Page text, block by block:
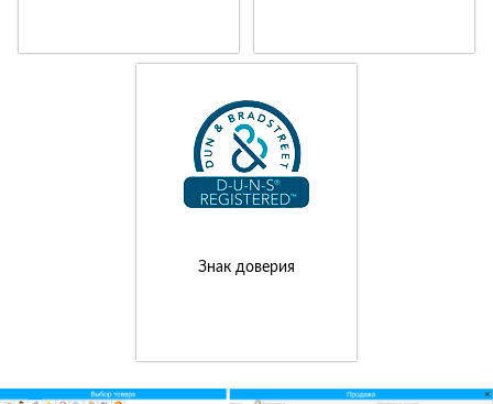
Знак доверия